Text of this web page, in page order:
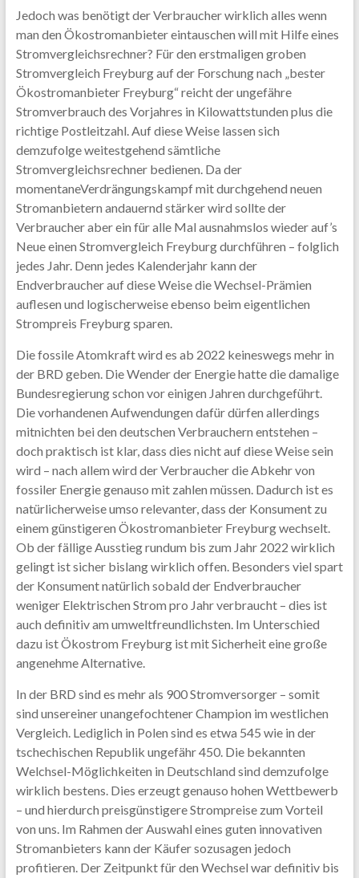
Jedoch was benötigt der Verbraucher wirklich alles wenn
man den Ökostromanbieter eintauschen will mit Hilfe eines
Stromvergleichsrechner? Für den erstmaligen groben
Stromvergleich Freyburg auf der Forschung nach „bester
Ökostromanbieter Freyburg“ reicht der ungefähre
Stromverbrauch des Vorjahres in Kilowattstunden plus die
richtige Postleitzahl. Auf diese Weise lassen sich
demzufolge weitestgehend sämtliche
Stromvergleichsrechner bedienen. Da der
momentaneVerdrängungskampf mit durchgehend neuen
Stromanbietern andauernd stärker wird sollte der
Verbraucher aber ein für alle Mal ausnahmslos wieder auf’s
Neue einen Stromvergleich Freyburg durchführen – folglich
jedes Jahr. Denn jedes Kalenderjahr kann der
Endverbraucher auf diese Weise die Wechsel-Prämien
auflesen und logischerweise ebenso beim eigentlichen
Strompreis Freyburg sparen.
Die fossile Atomkraft wird es ab 2022 keineswegs mehr in
der BRD geben. Die Wender der Energie hatte die damalige
Bundesregierung schon vor einigen Jahren durchgeführt.
Die vorhandenen Aufwendungen dafür dürfen allerdings
mitnichten bei den deutschen Verbrauchern entstehen –
doch praktisch ist klar, dass dies nicht auf diese Weise sein
wird – nach allem wird der Verbraucher die Abkehr von
fossiler Energie genauso mit zahlen müssen. Dadurch ist es
natürlicherweise umso relevanter, dass der Konsument zu
einem günstigeren Ökostromanbieter Freyburg wechselt.
Ob der fällige Ausstieg rundum bis zum Jahr 2022 wirklich
gelingt ist sicher bislang wirklich offen. Besonders viel spart
der Konsument natürlich sobald der Endverbraucher
weniger Elektrischen Strom pro Jahr verbraucht – dies ist
auch definitiv am umweltfreundlichsten. Im Unterschied
dazu ist Ökostrom Freyburg ist mit Sicherheit eine große
angenehme Alternative.
In der BRD sind es mehr als 900 Stromversorger – somit
sind unsereiner unangefochtener Champion im westlichen
Vergleich. Lediglich in Polen sind es etwa 545 wie in der
tschechischen Republik ungefähr 450. Die bekannten
Welchsel-Möglichkeiten in Deutschland sind demzufolge
wirklich bestens. Dies erzeugt genauso hohen Wettbewerb
– und hierdurch preisgünstigere Strompreise zum Vorteil
von uns. Im Rahmen der Auswahl eines guten innovativen
Stromanbieters kann der Käufer sozusagen jedoch
profitieren. Der Zeitpunkt für den Wechsel war definitiv bis